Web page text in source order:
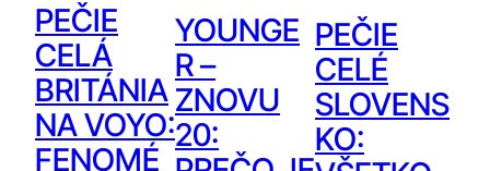
PEČIE
CELÁ
BRITÁNIA
NA VOYO:
FENOMÉ
YOUNGE
R –
ZNOVU
20:
PEČIE
CELÉ
SLOVENS
KO: